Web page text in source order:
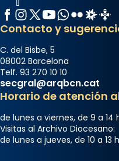
Facebook
Instagram
X / Twitter
YouTube
WhatsApp
FlickrRadio
Contacto y
C. del Bisbe, 5
08002 Barcelona
Telf. 93 270 10 10
secgral@arqbcn.cat
Horario de atención
de lunes a viernes, de 9 a 14
Visitas al Archivo Diocesano:
de lunes a jueves, de 10 a 13